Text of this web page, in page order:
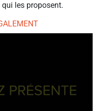
les proposent.